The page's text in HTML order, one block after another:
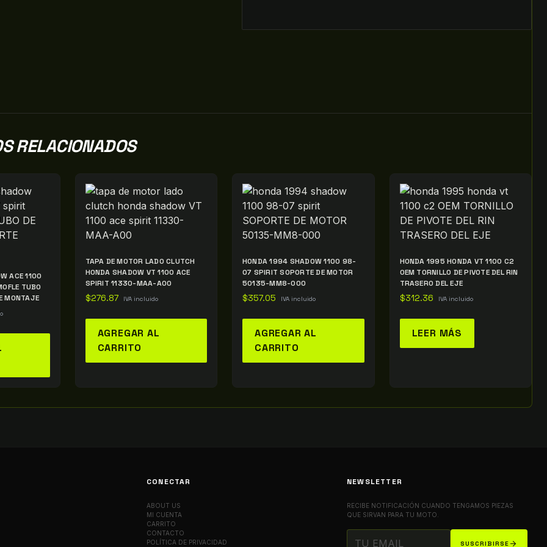
RELACIONADOS
ACE 1100
TUBO
MONTAJE
TAPA DE MOTOR LADO CLUTCH
HONDA SHADOW VT 1100 ACE
SPIRIT 11330-MAA-A00
$276.87 IVA incluido
AGREGAR AL
CARRITO
HONDA 1994 SHADOW 1100 98-
07 SPIRIT SOPORTE DE MOTOR
50135-MM8-000
$357.05 IVA incluido
AGREGAR AL
CARRITO
HONDA 1995 HONDA VT 1100 C2
OEM TORNILLO DE PIVOTE DEL RIN
TRASERO DEL EJE
$312.36 IVA incluido
LEER MÁS
CONECTAR
ABOUT US
MI CUENTA
CARRITO
CONTACTO
POLÍTICA DE PRIVACIDAD
NEWSLETTER
RECIBE NOTIFICACIÓN CUANDO TENGAMOS PIEZAS
QUE SIRVAN PARA TU MOTO.
SUSCRIBIRSE arrow_forward